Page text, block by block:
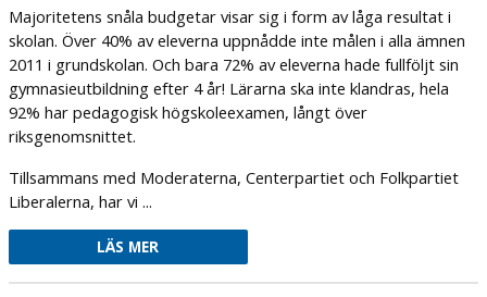
VÅR PARTIAVDELNING
ENGAGERA DIG
Majoritetens snåla budgetar visar sig i form av låga resultat i
skolan. Över 40% av eleverna uppnådde inte målen i alla ämnen
2011 i grundskolan. Och bara 72% av eleverna hade fullföljt sin
gymnasieutbildning efter 4 år! Lärarna ska inte klandras, hela
92% har pedagogisk högskoleexamen, långt över
riksgenomsnittet.
Tillsammans med Moderaterna, Centerpartiet och Folkpartiet
Liberalerna, har vi ...
LÄS MER